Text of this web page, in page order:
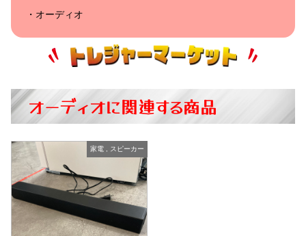
オーディオ
オーディオに関連する商品
家電, スピーカー